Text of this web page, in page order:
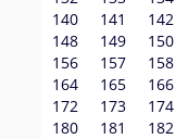
140
141 142
148
149 150
156
157 158
164
165 166
172
173 174
180
181 182